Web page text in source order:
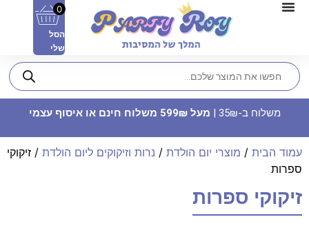
0
הסל
שלי
משלוח ב-35₪ | מעל 599₪ משלוח חינם או איסוף עצמי
עמוד הבית / מוצרי יום הולדת / נרות וזיקוקים ליום הולדת / זיקוקי
ספרות
זיקוקי ספרות